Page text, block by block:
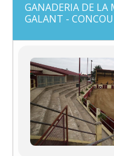
GANADERIA DE LA
GALANT -